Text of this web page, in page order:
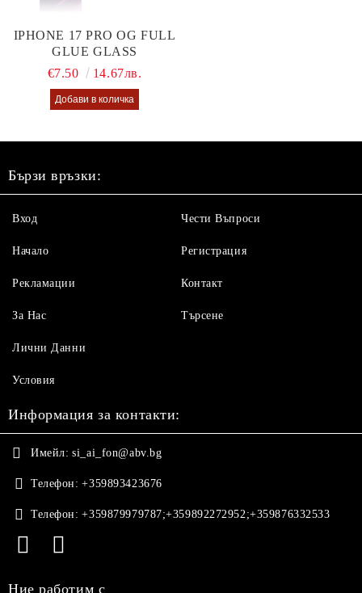
IPHONE 17 PRO OG FULL
GLUE GLASS
€7.50
14.67лв.
Бързи връзки:
Вход
Начало
Рекламации
За Нас
Чести Въпроси
Регистрация
Контакт
Търсене
Лични Данни
Условия
Информация за контакти:
Имейл: si_ai_fon@abv.bg
Телефон: +359893423676
Телефон: +359879979787;+359892272952;+359876332533
Ние работим с